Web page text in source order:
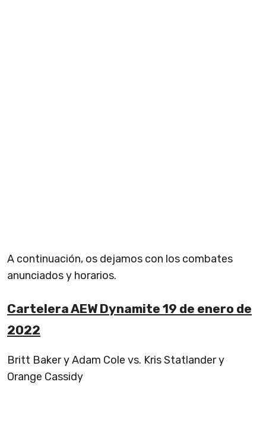
A continuación, os dejamos con los combates
anunciados y horarios.
Cartelera AEW Dynamite 19 de enero de
2022
Britt Baker y Adam Cole vs. Kris Statlander y
Orange Cassidy